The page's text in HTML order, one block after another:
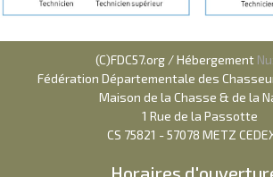
(C)FDC57.org / Hébergement
Fédération Départementale des
Maison de la Chasse & de la
1 Rue de la Passotte
CS 75821 - 57078 METZ